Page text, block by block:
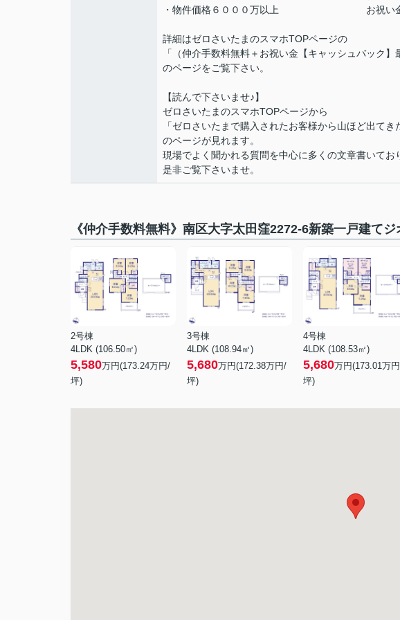
・物件価格６０００万以上 お祝い金
詳細はゼロさいたまのスマホTOPページの
「（仲介手数料無料＋お祝い金【キャッシュバック】
のページをご覧下さい。
【読んで下さいませ♪】
ゼロさいたまのスマホTOPページから
「ゼロさいたまで購入されたお客様から山ほど出てき
のページが見れます。
現場でよく聞かれる質問を中心に多くの文章書いてお
是非ご覧下さいませ。
《仲介手数料無料》南区大字太田窪2272-6新築一戸建て
2号棟
4LDK (106.50㎡)
5,580万円(173.24万円/
坪)
3号棟
4LDK (108.94㎡)
5,680万円(172.38万円/
坪)
4号棟
4LDK (108.53㎡)
5,680万円(173.01万
坪)